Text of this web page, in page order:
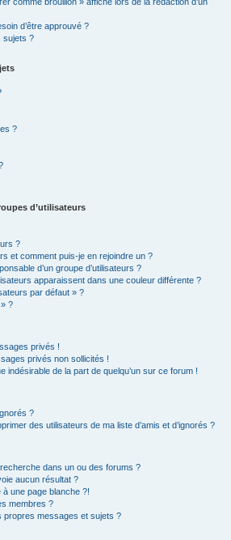
d’être approuvé ?
sujets ?
?
d’utilisateurs
?
et comment puis-je en rejoindre un ?
d’un groupe d’utilisateurs ?
apparaissent dans une couleur différente ?
par défaut » ?
?
privés !
privés non sollicités !
indésirable de la part de quelqu’un sur ce forum !
?
des utilisateurs de ma liste d’amis et d’ignorés ?
dans un ou des forums ?
aucun résultat ?
une page blanche ?!
membres ?
propres messages et sujets ?